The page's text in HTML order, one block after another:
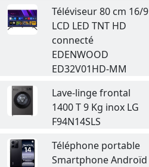
Téléviseur 80 cm 16/9
LCD LED TNT HD
connecté
EDENWOOD
ED32V01HD-MM
Lave-linge frontal
1400 T 9 Kg inox LG
F94N14SLS
Téléphone portable
Smartphone Androïd